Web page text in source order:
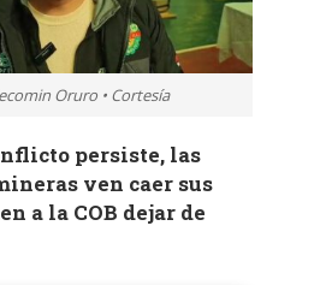
Oruro • Cortesía
persiste, las
ven caer sus
a la COB dejar de